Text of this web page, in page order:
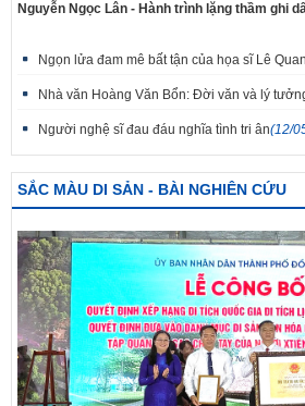
Nguyễn Ngọc Lân - Hành trình lặng thầm ghi
Ngọn lửa đam mê bất tận của họa sĩ Lê
Nhà văn Hoàng Văn Bổn: Đời văn và lý
Người nghệ sĩ đau đáu nghĩa tình tri ân(12/
SẮC MÀU DI SẢN - BÀI NGHIÊN CỨU